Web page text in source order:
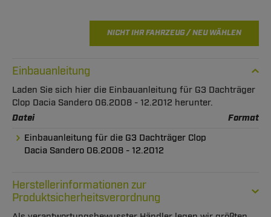
NICHT IHR FAHRZEUG / NEU WÄHLEN
Einbauanleitung
Laden Sie sich hier die Einbauanleitung für G3 Dachträger
Clop Dacia Sandero 06.2008 - 12.2012 herunter.
Datei Format
Einbauanleitung für die G3 Dachträger Clop
Dacia Sandero 06.2008 - 12.2012
Herstellerinformationen zur
Produktsicherheitsverordnung